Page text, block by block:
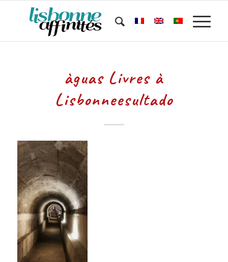
àguas Livres à
Lisbonneesultado